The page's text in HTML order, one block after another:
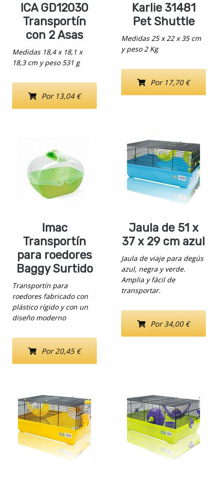
ICA GD12030
Transportín
con 2 Asas
Medidas 18,4 x 18,1 x
18,3 cm y peso 531 g
Por 13,04 €
Karlie 31481
Pet Shuttle
Medidas 25 x 22 x 35 cm
y peso 2 Kg
Por 17,70 €
Imac
Transportín
para roedores
Baggy Surtido
Transportín para
roedores fabricado con
plástico rígido y con un
diseño moderno
Por 20,45 €
Jaula de 51 x
37 x 29 cm azul
Jaula de viaje para degús
azul, negra y verde.
Amplia y fácil de
transportar.
Por 34,00 €